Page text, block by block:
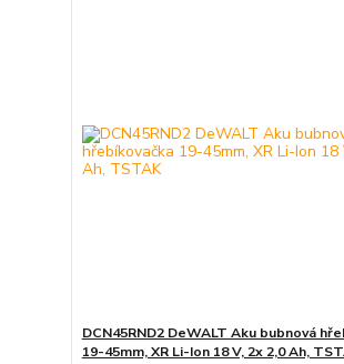
DCN45RND2 DeWALT Aku bubnová
19-45mm, XR Li-Ion 18 V, 2x 2,0 Ah,